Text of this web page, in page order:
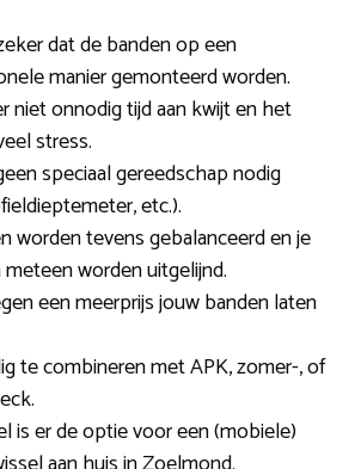
dat de banden op een
manier gemonteerd worden.
niet onnodig tijd aan kwijt en het
stress.
speciaal gereedschap nodig
etc.).
worden tevens gebalanceerd en je
worden uitgelijnd.
een meerprijs jouw banden laten
te combineren met APK, zomer-, of
is er de optie voor een (mobiele)